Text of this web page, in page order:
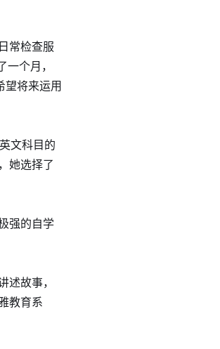
常检查服
个月，
望将来运用
文科目的
她选择了
强的自学
述故事，
教育系